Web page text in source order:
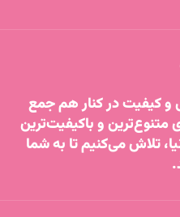
و کیفیت در کنار هم جمع
متنوع‌ترین و باکیفیت‌ترین
تلاش می‌کنیم تا به شما